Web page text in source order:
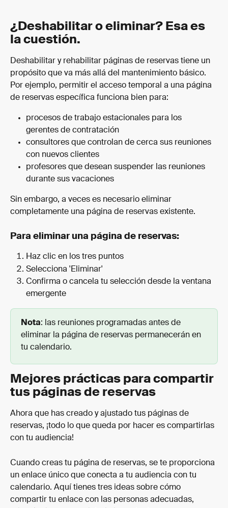
¿Deshabilitar o eliminar? Esa es
la cuestión.
Deshabilitar y rehabilitar páginas de reservas tiene un
propósito que va más allá del mantenimiento básico.
Por ejemplo, permitir el acceso temporal a una página
de reservas específica funciona bien para:
procesos de trabajo estacionales para los
gerentes de contratación
consultores que controlan de cerca sus reuniones
con nuevos clientes
profesores que desean suspender las reuniones
durante sus vacaciones
Sin embargo, a veces es necesario eliminar
completamente una página de reservas existente.
Para eliminar una página de reservas:
Haz clic en los tres puntos
Selecciona 'Eliminar'
Confirma o cancela tu selección desde la ventana
emergente
Nota: las reuniones programadas antes de
eliminar la página de reservas permanecerán en
tu calendario.
Mejores prácticas para compartir
tus páginas de reservas
Ahora que has creado y ajustado tus páginas de
reservas, ¡todo lo que queda por hacer es compartirlas
con tu audiencia!
Cuando creas tu página de reservas, se te proporciona
un enlace único que conecta a tu audiencia con tu
calendario. Aquí tienes tres ideas sobre cómo
compartir tu enlace con las personas adecuadas,